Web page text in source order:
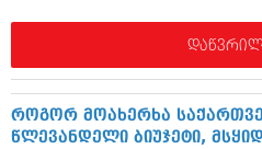
თემიდას სასწორი
იუმორი
ჰოროსკოპი და შეუცნობელი
კრიმინალი
როგორ მოახერხა
წლევანდელი ბიუჯეტი,